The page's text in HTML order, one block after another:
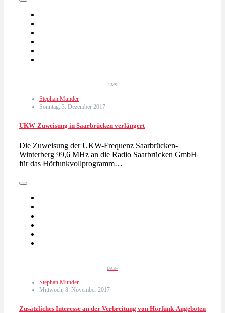
LMS
Stephan Munder
Sonntag, 3. Dezember 2017
UKW-Zuweisung in Saarbrücken verlängert
Die Zuweisung der UKW-Frequenz Saarbrücken-
Winterberg 99,6 MHz an die Radio Saarbrücken GmbH
für das Hörfunkvollprogramm…
DAB+
Stephan Munder
Mittwoch, 8. November 2017
Zusätzliches Interesse an der Verbreitung von Hörfunk-Angeboten